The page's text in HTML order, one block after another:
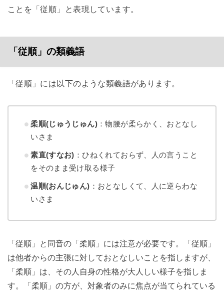
ことを「従順」と表現しています。
「従順」の類義語
「従順」には以下のような類義語があります。
柔順(じゅうじゅん) ：物腰が柔らかく、おとなし
いさま
素直(すなお) ：ひねくれておらず、人の言うこと
をそのまま受け取る様子
温順(おんじゅん) ：おとなしくて、人に逆らわな
いさま
「従順」と同音の「柔順」には注意が必要です。「従順」
は他者からの主張に対しておとなしいことを指しますが、
「柔順」は、その人自身の性格が大人しい様子を指しま
す。「柔順」の方が、対象者のみに焦点が当てられている